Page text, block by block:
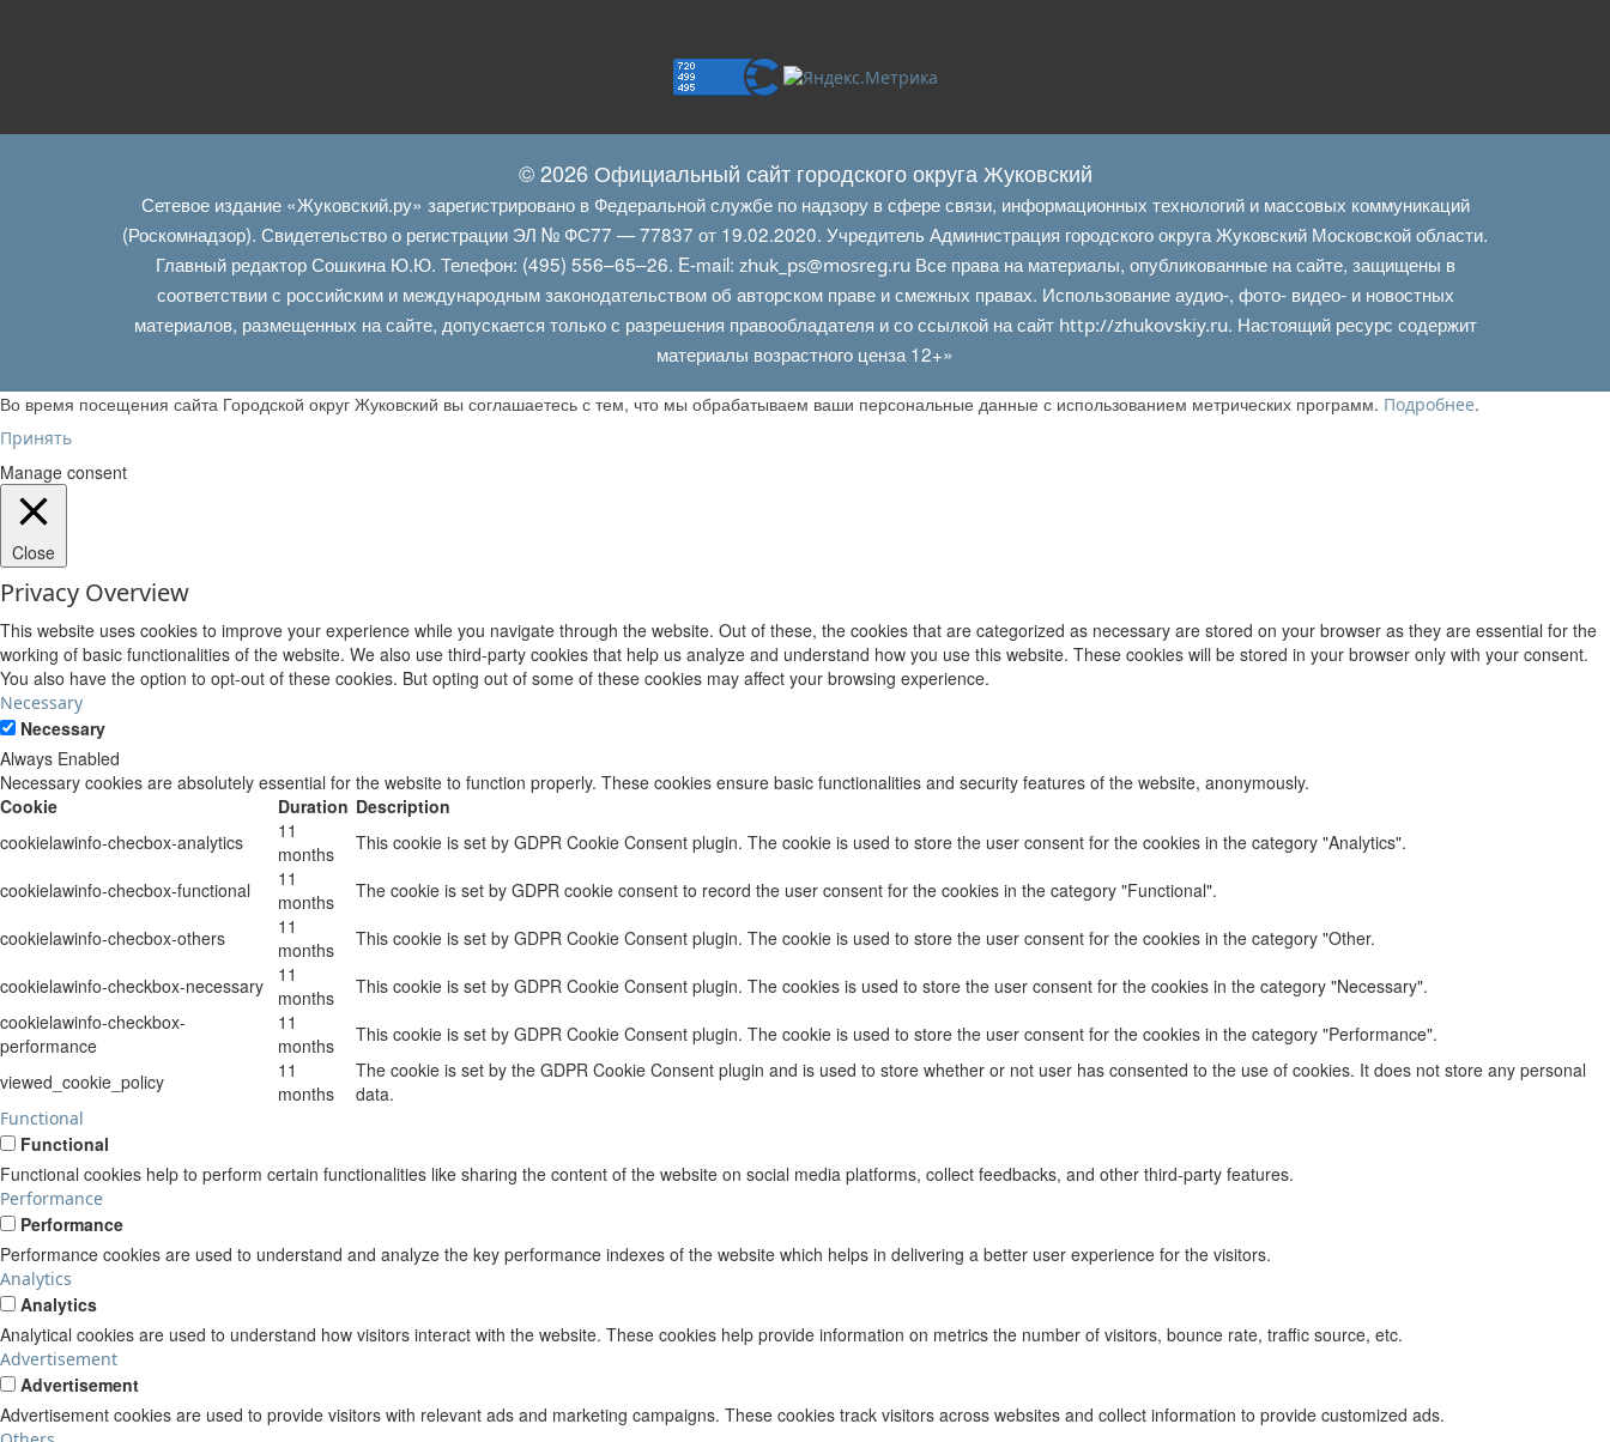
© 2026 Официальный сайт городского округа Жуковский
Сетевое издание «Жуковский.ру» зарегистрировано в Федеральной службе по надзору в сфере связи, информационных технологий и массовых коммуникаций
(Роскомнадзор). Свидетельство о регистрации ЭЛ № ФС77 — 77837 от 19.02.2020. Учредитель Администрация городского округа Жуковский Московской области.
Главный редактор Сошкина Ю.Ю. Телефон: (495) 556–65–26. E‑mail: zhuk_ps@mosreg.ruВсе права на материалы, опубликованные на сайте, защищены в
соответствии с российским и международным законодательством об авторском праве и смежных правах. Использование аудио-, фото- видео- и новостных
материалов, размещенных на сайте, допускается только с разрешения правообладателя и со ссылкой на сайт http://zhukovskiy.ru. Настоящий ресурс содержит
материалы возрастного ценза 12+»
Во время посещения сайта Городской округ Жуковский вы соглашаетесь с тем, что мы обрабатываем ваши персональные данные с использованием метрических программ. Подробнее.
Принять
Manage consent
Close
Privacy Overview
This website uses cookies to improve your experience while you navigate through the website. Out of these, the cookies that are categorized as necessary are stored on your browser as they are essential for the
working of basic functionalities of the website. We also use third-party cookies that help us analyze and understand how you use this website. These cookies will be stored in your browser only with your consent.
You also have the option to opt-out of these cookies. But opting out of some of these cookies may affect your browsing experience.
Necessary
Necessary
Always Enabled
Necessary cookies are absolutely essential for the website to function properly. These cookies ensure basic functionalities and security features of the website, anonymously.
Cookie
Duration Description
cookielawinfo-checbox-analytics
11
months
This cookie is set by GDPR Cookie Consent plugin. The cookie is used to store the user consent for the cookies in the category "Analytics".
cookielawinfo-checbox-functional
11
months
The cookie is set by GDPR cookie consent to record the user consent for the cookies in the category "Functional".
cookielawinfo-checbox-others
11
months
This cookie is set by GDPR Cookie Consent plugin. The cookie is used to store the user consent for the cookies in the category "Other.
cookielawinfo-checkbox-necessary
11
months
This cookie is set by GDPR Cookie Consent plugin. The cookies is used to store the user consent for the cookies in the category "Necessary".
cookielawinfo-checkbox-
performance
11
months
This cookie is set by GDPR Cookie Consent plugin. The cookie is used to store the user consent for the cookies in the category "Performance".
viewed_cookie_policy
11
months
The cookie is set by the GDPR Cookie Consent plugin and is used to store whether or not user has consented to the use of cookies. It does not store any personal
data.
Functional
Functional
Functional cookies help to perform certain functionalities like sharing the content of the website on social media platforms, collect feedbacks, and other third-party features.
Performance
Performance
Performance cookies are used to understand and analyze the key performance indexes of the website which helps in delivering a better user experience for the visitors.
Analytics
Analytics
Analytical cookies are used to understand how visitors interact with the website. These cookies help provide information on metrics the number of visitors, bounce rate, traffic source, etc.
Advertisement
Advertisement
Advertisement cookies are used to provide visitors with relevant ads and marketing campaigns. These cookies track visitors across websites and collect information to provide customized ads.